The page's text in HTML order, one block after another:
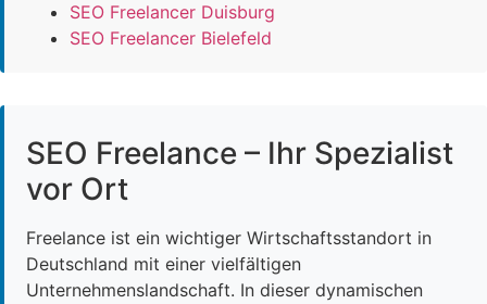
SEO Freelancer Duisburg
SEO Freelancer Bielefeld
SEO Freelance – Ihr Spezialist
vor Ort
Freelance ist ein wichtiger Wirtschaftsstandort in
Deutschland mit einer vielfältigen
Unternehmenslandschaft. In dieser dynamischen